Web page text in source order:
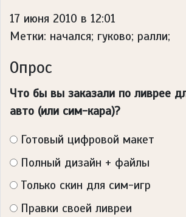
17 июня 2010 в 12:01
Метки: начался; гуково; ралли;
Опрос
Что бы вы заказали по ливрее
авто (или сим-кара)?
Готовый цифровой макет
Полный дизайн + файлы
Только скин для сим-игр
Правки своей ливреи